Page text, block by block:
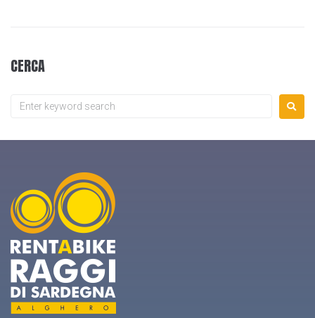
CERCA